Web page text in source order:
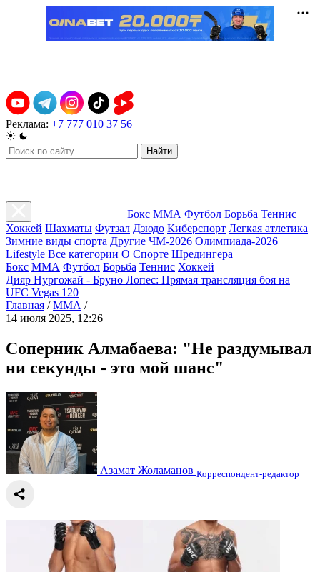
Реклама: +7 777 010 37 56
Найти
Бокс ММА Футбол Борьба Теннис
Хоккей Шахматы Футзал Дзюдо Киберспорт Легкая атлетика
Зимние виды спорта Другие ЧМ-2026 Олимпиада-2026
Lifestyle Все категории О Спорте Шредингера
Бокс ММА Футбол Борьба Теннис Хоккей
Дияр Нургожай - Бруно Лопес: Прямая трансляция боя на
UFC Vegas 120
Главная / ММА /
14 июля 2025, 12:26
Соперник Алмабаева: "Не раздумывал
ни секунды - это мой шанс"
Азамат Жоламанов Корреспондент-редактор